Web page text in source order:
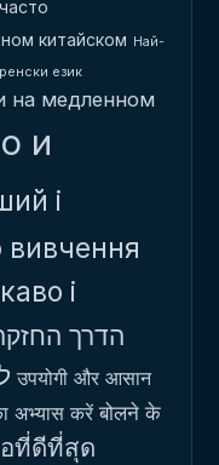
китайском
Най-
език
на медленном
и
і
і
הדרך
उपयोगी और आसान
अभ्यास करें बोलने के
ที่ดีที่สุด